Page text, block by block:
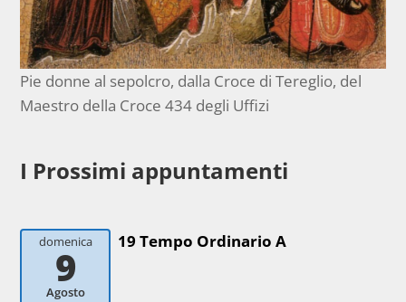
Pie donne al sepolcro, dalla Croce di Tereglio, del
Maestro della Croce 434 degli Uffizi
I Prossimi appuntamenti
domenica
9
Agosto
19 Tempo Ordinario A